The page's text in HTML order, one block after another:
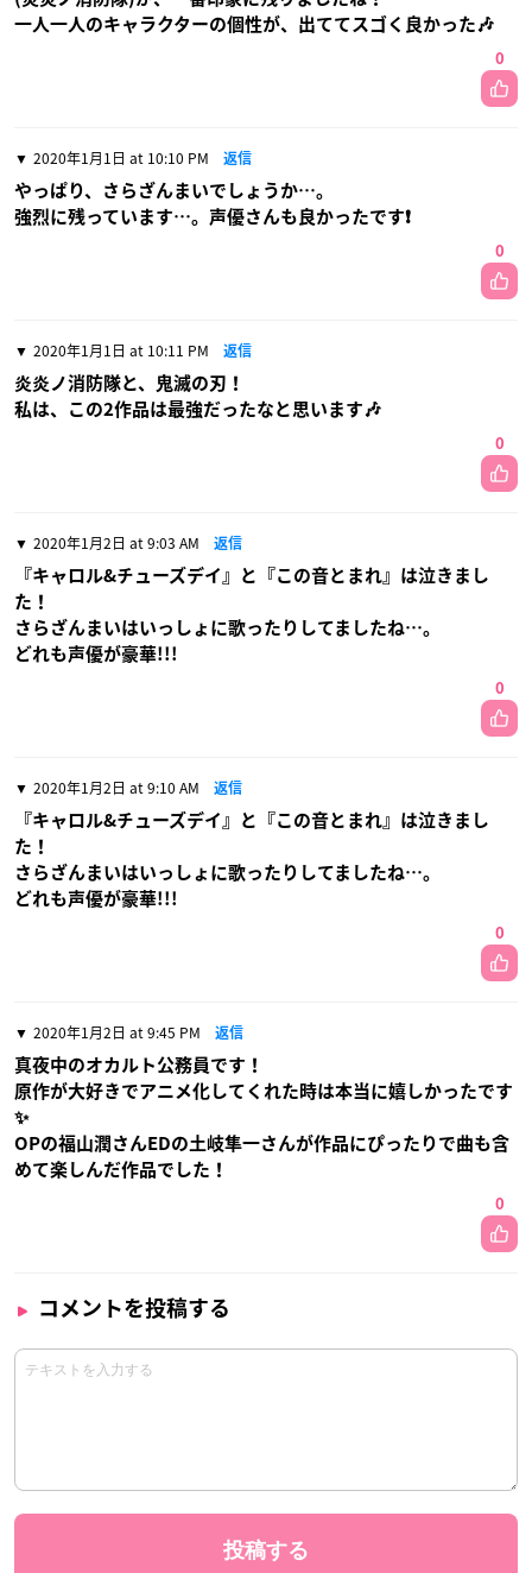
一人一人のキャラクターの個性が、出ててスゴく良かった🎶
0
2020年1月1日 at 10:10 PM 返信
やっぱり、さらざんまいでしょうか…。
強烈に残っています…。声優さんも良かったです❗
0
2020年1月1日 at 10:11 PM 返信
炎炎ノ消防隊と、鬼滅の刃！
私は、この2作品は最強だったなと思います🎶
0
2020年1月2日 at 9:03 AM 返信
『キャロル&チューズデイ』と『この音とまれ』は泣きまし
た！
さらざんまいはいっしょに歌ったりしてましたね…。
どれも声優が豪華!!!
0
2020年1月2日 at 9:10 AM 返信
『キャロル&チューズデイ』と『この音とまれ』は泣きまし
た！
さらざんまいはいっしょに歌ったりしてましたね…。
どれも声優が豪華!!!
0
2020年1月2日 at 9:45 PM 返信
真夜中のオカルト公務員です！
原作が大好きでアニメ化してくれた時は本当に嬉しかったです
✨
OPの福山潤さんEDの土岐隼一さんが作品にぴったりで曲も含
めて楽しんだ作品でした！
0
コメントを投稿する